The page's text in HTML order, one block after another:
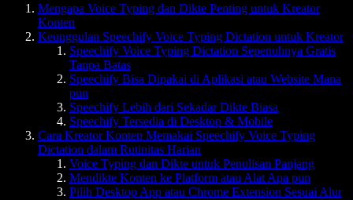
Mengapa Voice Typing dan Dikte Penting untuk Kreator
Konten
Keunggulan Speechify Voice Typing Dictation untuk Kreator
Speechify Voice Typing Dictation Sepenuhnya Gratis
Tanpa Batas
Speechify Bisa Dipakai di Aplikasi atau Website Mana
pun
Speechify Lebih dari Sekadar Dikte Biasa
Speechify Tersedia di Desktop & Mobile
Cara Kreator Konten Memakai Speechify Voice Typing
Dictation dalam Rutinitas Harian
Voice Typing dan Dikte untuk Penulisan Panjang
Mendikte Konten ke Platform atau Alat Apa pun
Pilih Desktop App atau Chrome Extension Sesuai Alur